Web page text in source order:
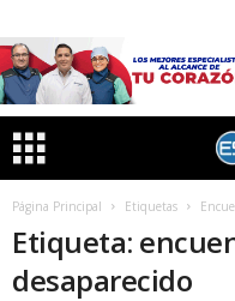
Página Principal Etiquetas
Etiqueta:
desaparecido